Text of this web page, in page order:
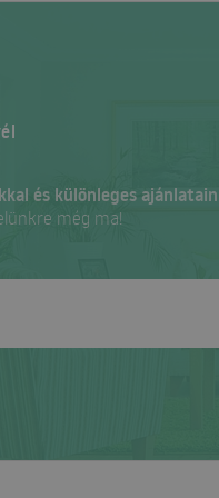
és különleges
még ma!